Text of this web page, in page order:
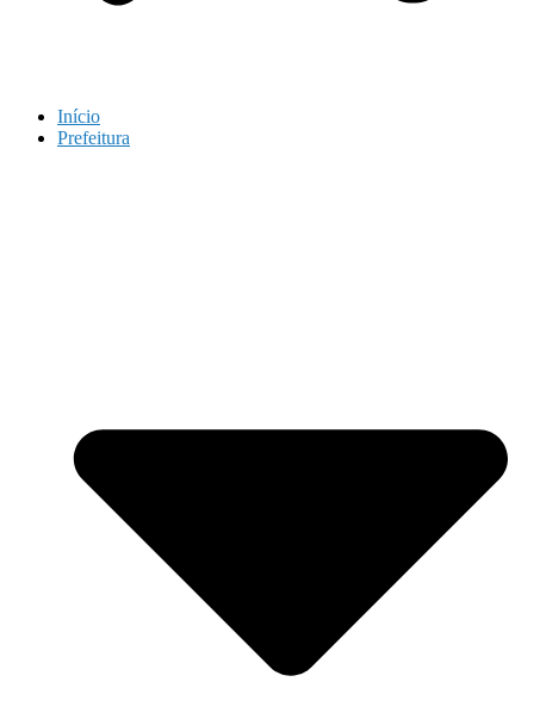
Início
Prefeitura